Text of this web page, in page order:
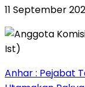
11 September
Anhar : Pejabat